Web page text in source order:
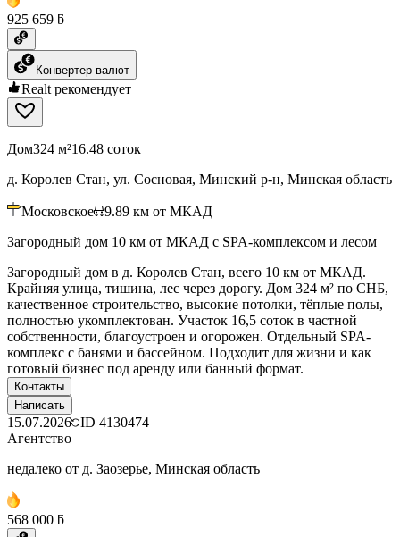
925 659 ƃ
Конвертер валют
Realt рекомендует
Дом324 м²16.48 соток
д. Королев Стан, ул. Сосновая, Минский р-н, Минская область
Московское 9.89 км от МКАД
Загородный дом 10 км от МКАД с SPA-комплексом и лесом
Загородный дом в д. Королев Стан, всего 10 км от МКАД.
Крайняя улица, тишина, лес через дорогу. Дом 324 м² по СНБ,
качественное строительство, высокие потолки, тёплые полы,
полностью укомплектован. Участок 16,5 соток в частной
собственности, благоустроен и огорожен. Отдельный SPA-
комплекс с банями и бассейном. Подходит для жизни и как
готовый бизнес под аренду или банный формат.
Контакты
Написать
15.07.2026 ID 4130474
Агентство
недалеко от д. Заозерье, Минская область
568 000 ƃ